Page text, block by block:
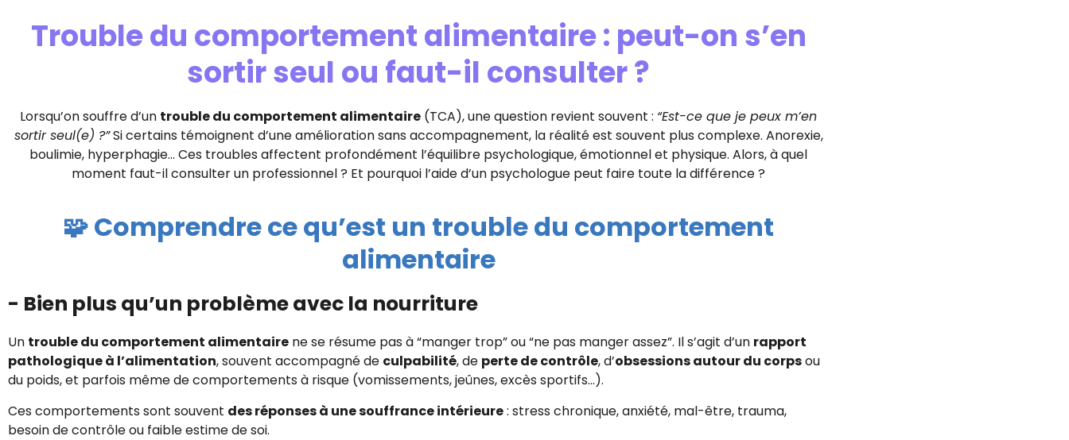
Trouble du comportement alimentaire : peut-on s’en
sortir seul ou faut-il consulter ?
Lorsqu’on souffre d’un trouble du comportement alimentaire (TCA), une question revient souvent : “Est-ce que je peux m’en
sortir seul(e) ?”Si certains témoignent d’une amélioration sans accompagnement, la réalité est souvent plus complexe. Anorexie,
boulimie, hyperphagie… Ces troubles affectent profondément l’équilibre psychologique, émotionnel et physique. Alors, à quel
moment faut-il consulter un professionnel ? Et pourquoi l’aide d’un psychologue peut faire toute la différence ?
🧩 Comprendre ce qu’est un trouble du comportement
alimentaire
- Bien plus qu’un problème avec la nourriture
Un trouble du comportement alimentaire ne se résume pas à “manger trop” ou “ne pas manger assez”. Il s’agit d’un rapport
pathologique à l’alimentation, souvent accompagné de culpabilité, de perte de contrôle, d’obsessions autour du corpsou
du poids, et parfois même de comportements à risque (vomissements, jeûnes, excès sportifs…).
Ces comportements sont souvent des réponses à une souffrance intérieure: stress chronique, anxiété, mal-être, trauma,
besoin de contrôle ou faible estime de soi.